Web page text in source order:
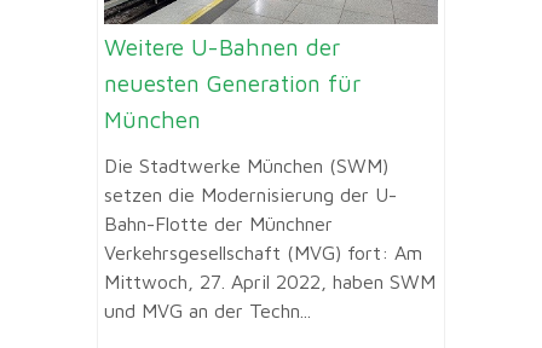
Weitere U-Bahnen der
neuesten Generation für
München
Die Stadtwerke München (SWM)
setzen die Modernisierung der U-
Bahn-Flotte der Münchner
Verkehrsgesellschaft (MVG) fort: Am
Mittwoch, 27. April 2022, haben SWM
und MVG an der Techn...